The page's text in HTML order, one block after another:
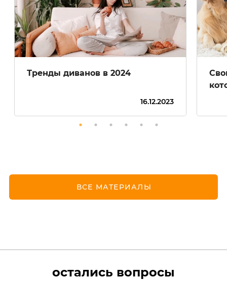
Тренды диванов в 2024
16.12.2023
ВСЕ МАТЕРИАЛЫ
остались вопросы